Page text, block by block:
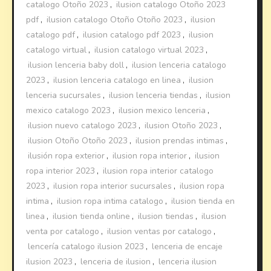
catalogo Otoño 2023 , ilusion catalogo Otoño 2023
pdf , ilusion catalogo Otoño Otoño 2023 , ilusion
catalogo pdf , ilusion catalogo pdf 2023 , ilusion
catalogo virtual , ilusion catalogo virtual 2023 ,
ilusion lenceria baby doll , ilusion lenceria catalogo
2023 , ilusion lenceria catalogo en linea , ilusion
lenceria sucursales , ilusion lenceria tiendas , ilusion
mexico catalogo 2023 , ilusion mexico lenceria ,
ilusion nuevo catalogo 2023 , ilusion Otoño 2023 ,
ilusion Otoño Otoño 2023 , ilusion prendas intimas ,
ilusión ropa exterior , ilusion ropa interior , ilusion
ropa interior 2023 , ilusion ropa interior catalogo
2023 , ilusion ropa interior sucursales , ilusion ropa
intima , ilusion ropa intima catalogo , ilusion tienda en
linea , ilusion tienda online , ilusion tiendas , ilusion
venta por catalogo , ilusion ventas por catalogo ,
lencería catalogo ilusion 2023 , lenceria de encaje
ilusion 2023 , lenceria de ilusion , lenceria ilusion